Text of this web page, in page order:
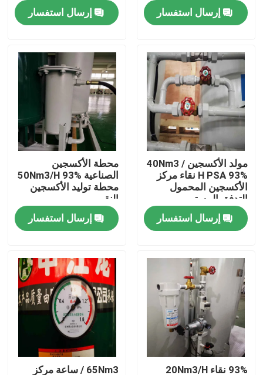
المنتجات
أشرطة فيديو
حول بنا
جولة في المعمل
ضبط الجودة
اتصل بنا
طلب اقتباس
مولد غازات PSA
مولد الأوكسجين PSA
إرسال استفسار
إرسال استفسار
مولد الأكسجين 40Nm3 /
H PSA 93% نقاء مركز
الأكسجين المحمول
التدفق المستمر
إرسال استفسار
محطة الأكسجين
الصناعية 50Nm3/H 93%
محطة توليد الأكسجين
النقي
إرسال استفسار
93% نقاء 20Nm3/H 65Nm3 / ساعة مركز